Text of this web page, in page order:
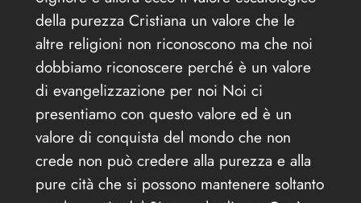
della purezza Cristiana un valore che le
altre religioni non riconoscono ma che noi
dobbiamo riconoscere perché è un valore
di evangelizzazione per noi Noi ci
presentiamo con questo valore ed è un
valore di conquista del mondo che non
crede non può credere alla purezza e alla
pure cità che si possono mantenere soltanto